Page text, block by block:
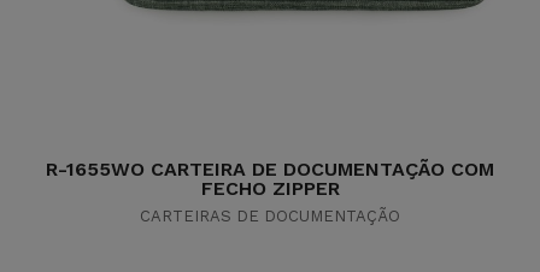
R-1655WO CARTEIRA DE DOCUMENTAÇÃO COM
FECHO ZIPPER
CARTEIRAS DE DOCUMENTAÇÃO